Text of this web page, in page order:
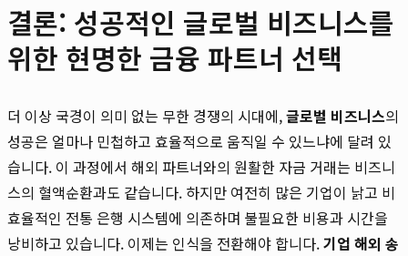
결론: 성공적인 글로벌 비즈니스를
위한 현명한 금융 파트너 선택
더 이상 국경이 의미 없는 무한 경쟁의 시대에,글로벌 비즈니스의
성공은 얼마나 민첩하고 효율적으로 움직일 수 있느냐에 달려 있
습니다. 이 과정에서 해외 파트너와의 원활한 자금 거래는 비즈니
스의 혈액순환과도 같습니다. 하지만 여전히 많은 기업이 낡고 비
효율적인 전통 은행 시스템에 의존하며 불필요한 비용과 시간을
낭비하고 있습니다. 이제는 인식을 전환해야 합니다.기업 해외 송